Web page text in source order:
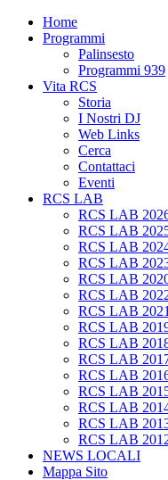
Home
Programmi
Palinsesto
Programmi 939
Vita RCS
Storia
I Nostri DJ
Web Links
Cerca
Contattaci
Eventi
RCS LAB
RCS LAB
RCS LAB
RCS LAB
RCS LAB
RCS LAB
RCS LAB
RCS LAB 2021
RCS LAB
RCS LAB
RCS LAB
RCS LAB
RCS LAB
RCS LAB
RCS LAB
RCS LAB
NEWS LOCALI
Mappa Sito